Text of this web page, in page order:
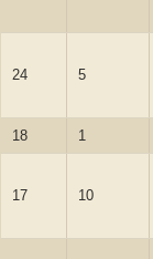
24 5
18 1
17 10